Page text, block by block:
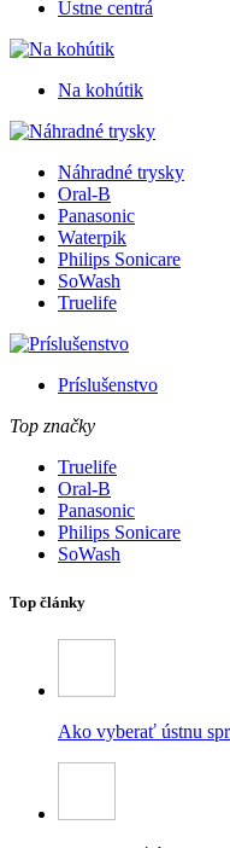
Ústne centrá
Na kohútik
Náhradné trysky
Oral-B
Panasonic
Waterpik
Philips Sonicare
SoWash
Truelife
Príslušenstvo
Top značky
Truelife
Oral-B
Panasonic
Philips Sonicare
SoWash
Top články
Ako vyberať ústnu